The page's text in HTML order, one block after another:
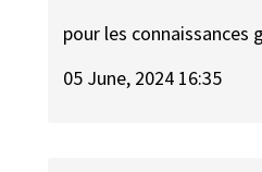
pour les connaissances
05 June, 2024 16:35